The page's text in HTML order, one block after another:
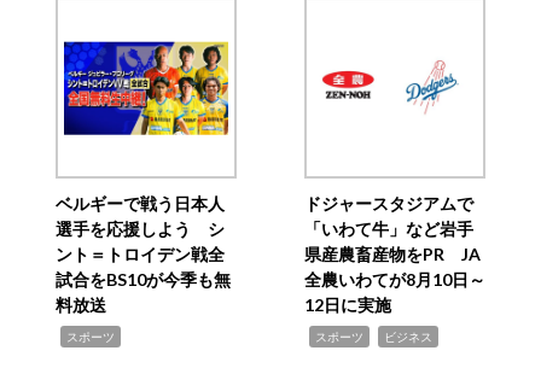
ベルギーで戦う日本人
選手を応援しよう シ
ント＝トロイデン戦全
試合をBS10が今季も無
料放送
スポーツ
ドジャースタジアムで
「いわて牛」など岩手
県産農畜産物をPR JA
全農いわてが8月10日～
12日に実施
スポーツ ビジネス